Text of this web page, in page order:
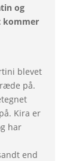
og
kommer
blevet
på.
Kira er
har
end